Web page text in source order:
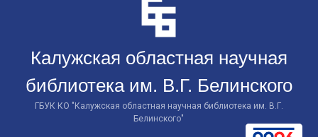
Калужская областная научная
библиотека им. В.Г. Белинского
ГБУК КО "Калужская областная научная библиотека им. В.Г.
Белинского"